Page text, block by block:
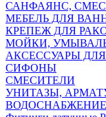
САНФАЯНС,
МЕБЕЛЬ ДЛЯ
КРЕПЕЖ ДЛЯ
МОЙКИ,
АКСЕССУАРЫ
СИФОНЫ
СМЕСИТЕЛИ
УНИТАЗЫ,
ВОДОСНАБЖЕНИЕ